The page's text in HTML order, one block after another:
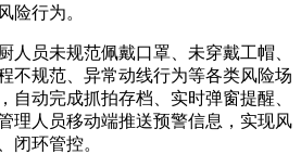
险行为。
人员未规范佩戴口罩、未穿戴工帽、
不规范、异常动线行为等各类风险场
自动完成抓拍存档、实时弹窗提醒、
理人员移动端推送预警信息，实现风
闭环管控。